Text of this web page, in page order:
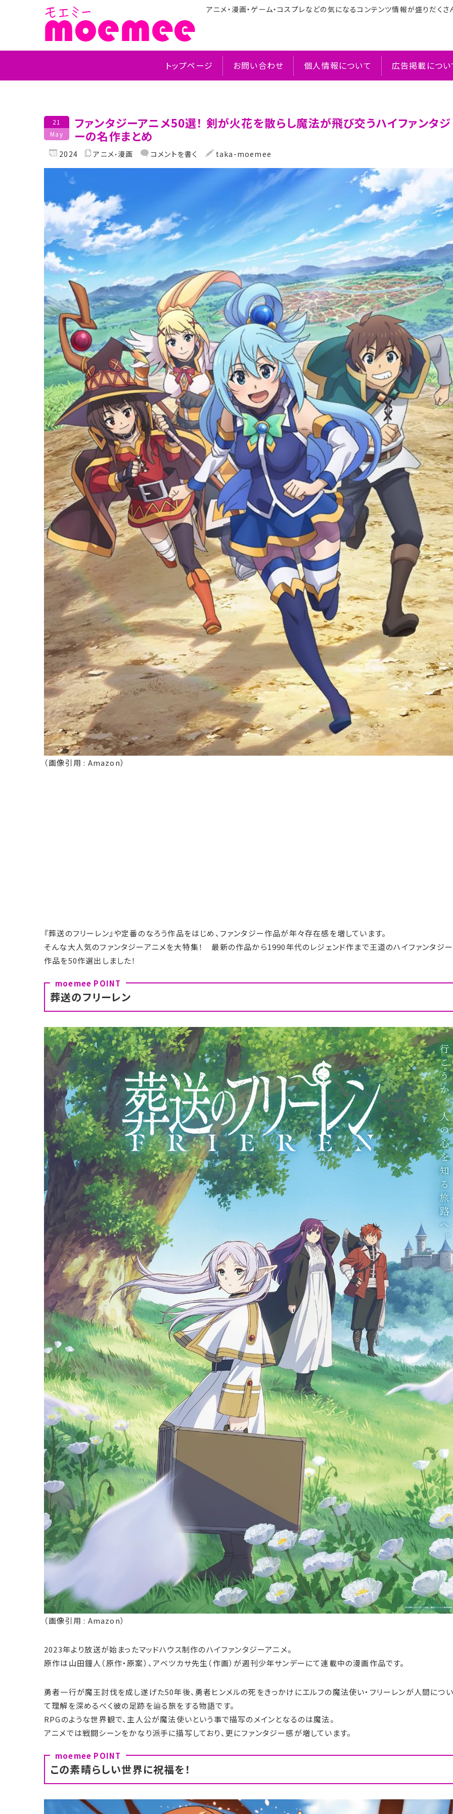
アニメ・漫画・ゲーム・コスプレなどの気になるコンテンツ情報が盛りだくさ
トップページ お問い合わせ 個人情報について 広告掲載につい
21
May
ファンタジーアニメ50選！ 剣が火花を散らし魔法が飛び交うハイファンタジ
ーの名作まとめ
2024 アニメ 漫画 コメントを書く taka-moemee
（画像引用 : Amazon）
『葬送のフリーレン』や定番のなろう作品をはじめ、ファンタジー作品が年々存在感を増しています。
そんな大人気のファンタジーアニメを大特集！ 最新の作品から1990年代のレジェンド作まで王道のハイファンタジー
作品を50作選出しました！
葬送のフリーレン
（画像引用 : Amazon）
2023年より放送が始まったマッドハウス制作のハイファンタジーアニメ。
原作は山田鐘人（原作・原案）、アベツカサ先生（作画）が週刊少年サンデーにて連載中の漫画作品です。
勇者一行が魔王討伐を成し遂げた50年後、勇者ヒンメルの死をきっかけにエルフの魔法使い・フリーレンが人間につい
て理解を深めるべく彼の足跡を辿る旅をする物語です。
RPGのような世界観で、主人公が魔法使いという事で描写のメインとなるのは魔法。
アニメでは戦闘シーンをかなり派手に描写しており、更にファンタジー感が増しています。
この素晴らしい世界に祝福を！